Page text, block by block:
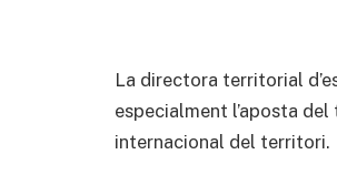
La directora territorial
especialment l’aposta del
internacional del territori.